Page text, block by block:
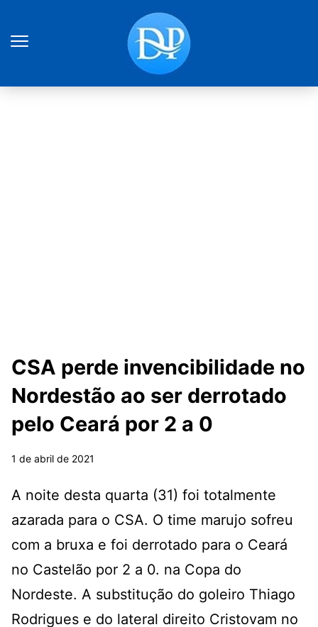
CSA perde invencibilidade no
Nordestão ao ser derrotado
pelo Ceará por 2 a 0
1 de abril de 2021
A noite desta quarta (31) foi totalmente
azarada para o CSA. O time marujo sofreu
com a bruxa e foi derrotado para o Ceará
no Castelão por 2 a 0. na Copa do
Nordeste. A substitução do goleiro Thiago
Rodrigues e do lateral direito Cristovam no